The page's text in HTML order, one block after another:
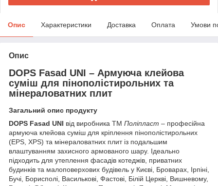
Опис Характеристики Доставка Оплата Умови
Опис
DOPS Fasad UNI – Армуюча клейова
суміш для пінополістирольних та
мінераловатних плит
Загальний опис продукту
DOPS Fasad UNI від виробника ТМ Поліпласт – професійна
армуюча клейова суміш для кріплення пінополістирольних
(EPS, XPS) та мінераловатних плит із подальшим
влаштуванням захисного армованого шару. Ідеально
підходить для утеплення фасадів котеджів, приватних
будинків та малоповерхових будівель у Києві, Броварах, Ірпіні,
Бучі, Борисполі, Василькові, Фастові, Білій Церкві, Вишневому,